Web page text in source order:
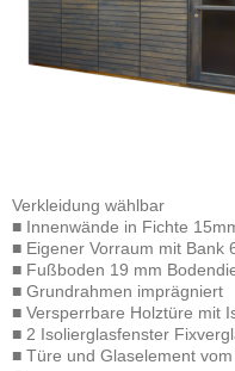
Verkleidung wählbar
■ Innenwände in Fichte
■ Eigener Vorraum mit Bank
■ Fußboden 19 mm
■ Grundrahmen imprägniert
■ Versperrbare Holztüre mit
■ 2 Isolierglasfenster
■ Türe und Glaselement